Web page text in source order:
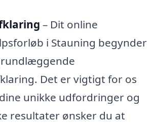
– Dit online
i Stauning begynder
Det er vigtigt for os
unikke udfordringer og
resultater ønsker du at